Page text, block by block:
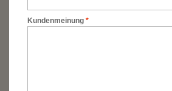
*
Kundenmeinung